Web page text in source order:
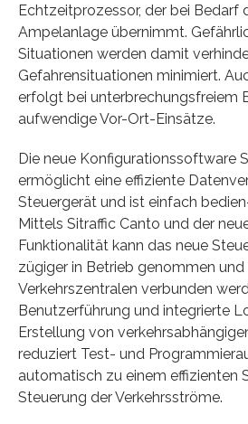
Echtzeitprozessor, der bei Bedarf
Ampelanlage übernimmt.
Situationen werden damit
Gefahrensituationen minimiert.
erfolgt bei unterbrechungsfreiem
aufwendige Vor-Ort-Einsätze.
Die neue Konfigurationssoftware
ermöglicht eine effiziente
Steuergerät und ist einfach
Mittels Sitraffic Canto und der
Funktionalität kann das neue
zügiger in Betrieb genommen
Verkehrszentralen verbunden
Benutzerführung und integrierte
Erstellung von
reduziert Test- und
automatisch zu einem effizienten
Steuerung der Verkehrsströme.